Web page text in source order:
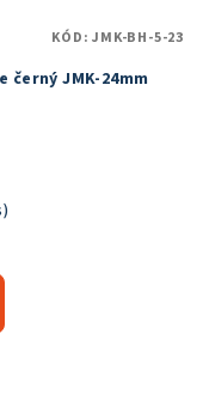
JMK-24mm
KÓD:JMK-BH-5-23